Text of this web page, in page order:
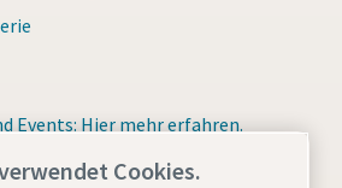
Events: Hier mehr erfahren.
Jetzt anmelden!
Cookies.